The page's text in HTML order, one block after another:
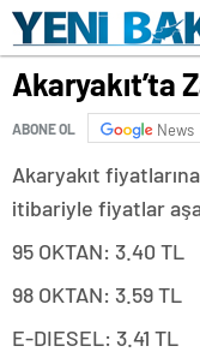
Akaryakıt’ta
ABONE OL News
Akaryakıt
itibariyle fiyatlar
95 OKTAN: 3.40 TL
98 OKTAN: 3.59 TL
E-DIESEL: 3.41 TL